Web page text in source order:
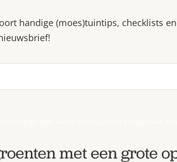
handige (moes)tuintips, checklists
met een grote